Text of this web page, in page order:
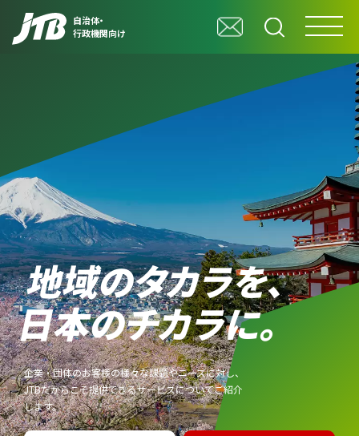
自治体・
行政機関向け
地域のタカラを、
日本のチカラに。
企業・団体のお客様の様々な課題やニーズに対し、
JTBだからこそ提供できるサービスについてご紹介
します。